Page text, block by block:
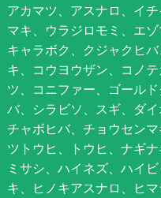
アカマツ、アスナロ、イ
マキ、ウラジロモミ、エ
キャラボク、クジャクヒ
キ、コウヨウザン、コノ
ツ、コニファー、ゴール
バ、シラビソ、スギ、ダイ
チャボヒバ、チョウセンマ
ツトウヒ、トウヒ、ナギ
ミサシ、ハイネズ、ハイ
キ、ヒノキアスナロ、ヒ